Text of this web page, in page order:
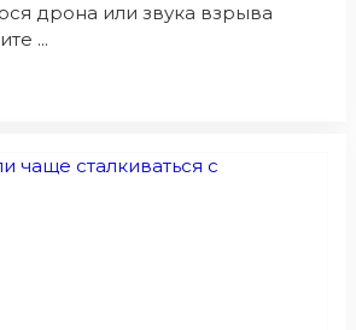
дрона или звука взрыва
...